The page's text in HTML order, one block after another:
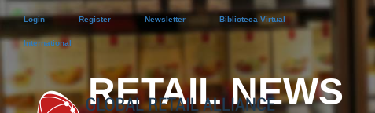
Login Register Newsletter Biblioteca Virtual
International
RETAIL NEWS